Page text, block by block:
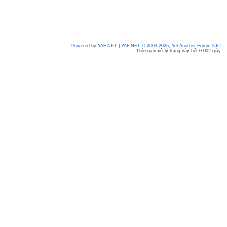
Powered by YAF.NET
YAF.NET © 2003-2026, Yet Another Forum.NET
Thời gian xử lý trang này hết 0.002 giây.